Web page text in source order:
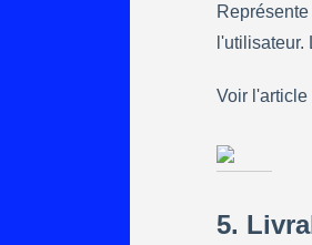
l'utilisateur.
Voir l'article
5.